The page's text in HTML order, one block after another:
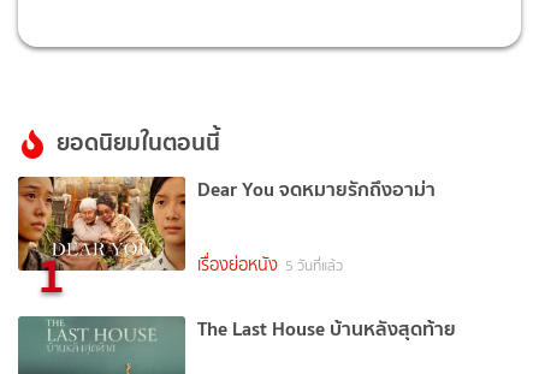
ยอดนิยมในตอนนี้
1
Dear You จดหมายรักถึงอาม่า
เรื่องย่อหนัง 5 วันที่แล้ว
The Last House บ้านหลังสุดท้าย